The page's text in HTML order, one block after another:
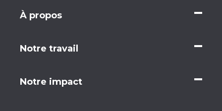
À propos
Notre travail
Notre impact